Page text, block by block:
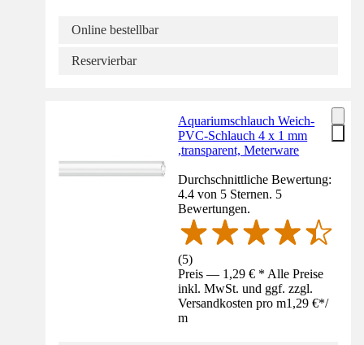
Online bestellbar
Reservierbar
Aquariumschlauch Weich-
PVC-Schlauch 4 x 1 mm
,transparent, Meterware
Durchschnittliche Bewertung:
4.4 von 5 Sternen. 5
Bewertungen.
(5)
Preis — 1,29 € * Alle Preise
inkl. MwSt. und ggf. zzgl.
Versandkosten pro m1,29 €*/
m